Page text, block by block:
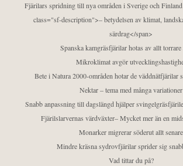
Fjärilars spridning till nya områden i Sverige och
class="sf-description">– betydelsen av klimat,
särdrag</span>
Spanska kamgräsfjärilar hotas av allt torrare
Mikroklimat avgör
Bete i Natura 2000-områden hotar de väddnätfjärilar
Nektar – tema med många variationer
Snabb anpassning till dagslängd hjälper
Fjärilslarvernas värdväxter– Mycket mer än en
Monarker migrerar söderut allt senare
Mindre kräsna sydrovfjärilar sprider sig
Vad tittar du på?